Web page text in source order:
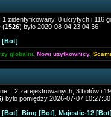
zidentyfikowany, 0 ukrytych i 116
(1526) było 2020-08-04 23:04:36
[Bot]
globalni Nowi użytkownicy,
:: 2 zarejestrowanych, 3 botów i
było pomiędzy 2026-07-07
[Bot] Bing [Bot] Majestic-12